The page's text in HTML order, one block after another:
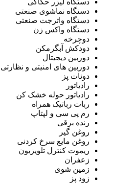
دستگاه لیزر حکاکی
دستگاه نماشوی صنعتی
دستگاه واترجت صنعتی
دستگاه واکس زن
دوچرخه
دودکش آبگرمکن
دوربین دیجیتال
دوربین های امنیتی و نظارتی
دونات پز
رادیاتور
رادیاتور حوله خشک کن
ربات رباتیک همراه
رم پی سی و لپتاپ
رنده برقی
روغن گیر
روغن مایع سرخ کردنی
ریموت کنترل تلویزیون
زعفران
زمین شوی
زود پز